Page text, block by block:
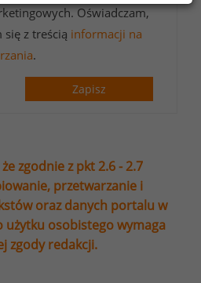
Oświadczam,
się z treścią informacji na
.
Zapisz
zgodnie z pkt 2.6 - 2.7
przetwarzanie i
oraz danych portalu w
użytku osobistego wymaga
zgody redakcji.